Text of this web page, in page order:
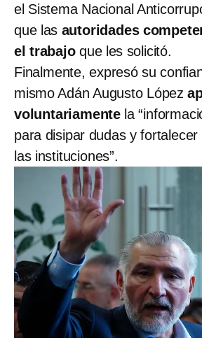
el Sistema Nacional
que las autoridades
el trabajoque les solicitó.
Finalmente, expresó su
mismo Adán Augusto López
voluntariamente la
para disipar dudas y
las instituciones”.